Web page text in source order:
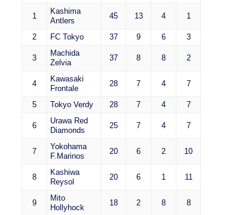
1
Kashima
Antlers
45 13 4 1
2 FC Tokyo 37 9 6 3
3
Machida
Zelvia
37 8 8 2
4
Kawasaki
Frontale
28 7 4 7
5 Tokyo Verdy 28 7 4 7
6
Urawa Red
Diamonds
25 7 4 7
7
Yokohama
F.Marinos
20 6 2 10
8
Kashiwa
Reysol
20 6 1 11
9
Mito
Hollyhock
18 2 8 8